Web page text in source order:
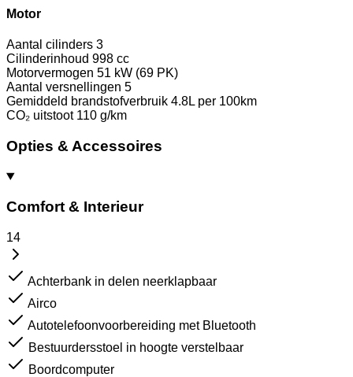
Motor
Aantal cilinders 3
Cilinderinhoud 998 cc
Motorvermogen 51 kW (69 PK)
Aantal versnellingen 5
Gemiddeld brandstofverbruik 4.8L per 100km
CO₂ uitstoot 110 g/km
Opties & Accessoires
Comfort & Interieur
14
Achterbank in delen neerklapbaar
Airco
Autotelefoonvoorbereiding met Bluetooth
Bestuurdersstoel in hoogte verstelbaar
Boordcomputer